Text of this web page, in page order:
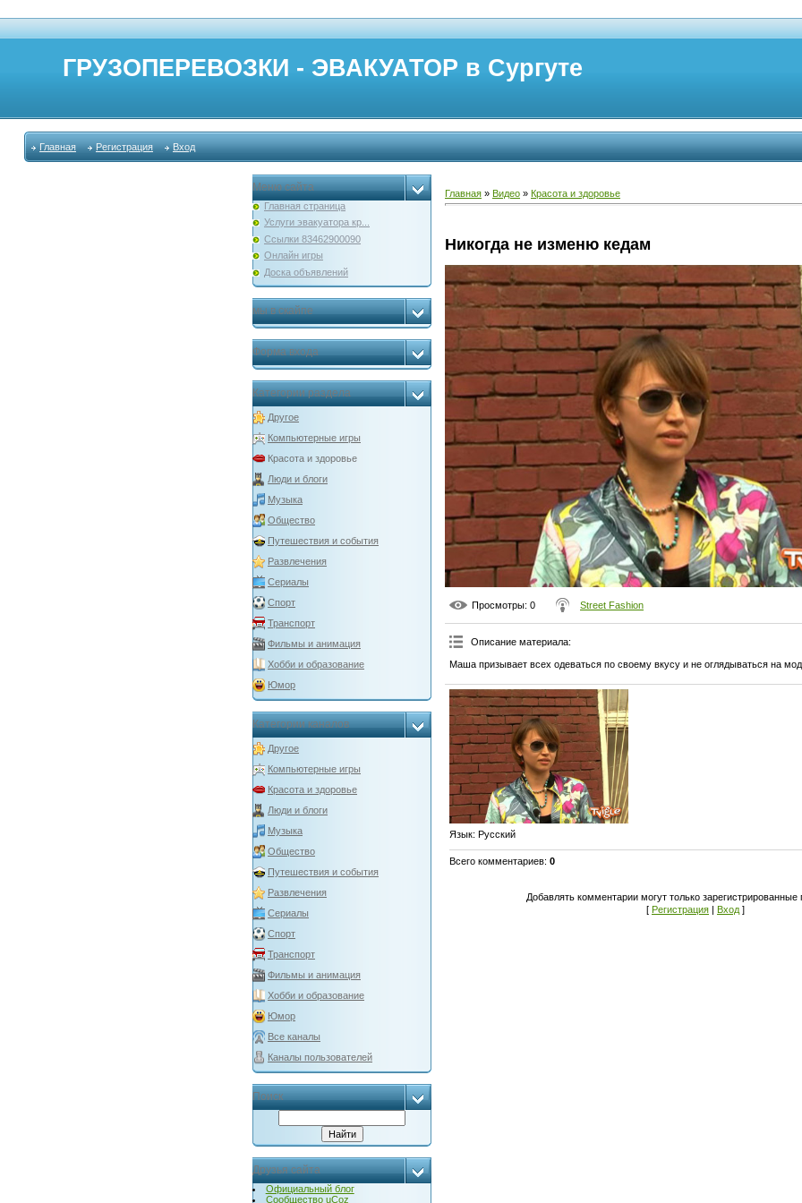
ГРУЗОПЕРЕВОЗКИ - ЭВАКУАТОР в Сургуте
Главная Регистрация Вход
Меню сайта
Главная страница
Услуги эвакуатора кр...
Ссылки 83462900090
Онлайн игры
Доска объявлений
мы в скайпе
Форма входа
Категории раздела
Другое
Компьютерные игры
Красота и здоровье
Люди и блоги
Музыка
Общество
Путешествия и события
Развлечения
Сериалы
Спорт
Транспорт
Фильмы и анимация
Хобби и образование
Юмор
Категории каналов
Другое
Компьютерные игры
Красота и здоровье
Люди и блоги
Музыка
Общество
Путешествия и события
Развлечения
Сериалы
Спорт
Транспорт
Фильмы и анимация
Хобби и образование
Юмор
Все каналы
Каналы пользователей
Поиск
Друзья сайта
Официальный блог
Сообщество uCoz
Главная » Видео » Красота и здоровье
Никогда не изменю кедам
Просмотры: 0 Street Fashion
Описание материала:
Маша призывает всех одеваться по своему вкусу и не оглядываться на
Язык: Русский
Всего комментариев: 0
Добавлять комментарии могут только зарегистрированные
[ Регистрация | Вход ]